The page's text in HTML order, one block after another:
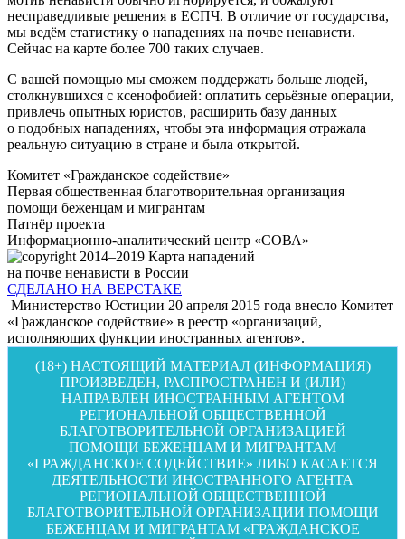
несправедливые решения в ЕСПЧ. В отличие от государства,
мы ведём статистику о нападениях на почве ненависти.
Сейчас на карте более 700 таких случаев.
С вашей помощью мы сможем поддержать больше людей,
столкнувшихся с ксенофобией: оплатить серьёзные операции,
привлечь опытных юристов, расширить базу данных
о подобных нападениях, чтобы эта информация отражала
реальную ситуацию в стране и была открытой.
Комитет «Гражданское содействие»
Первая общественная благотворительная организация
помощи беженцам и мигрантам
Патнёр проекта
Информационно-аналитический центр «СОВА»
2014–2019 Карта нападений
на почве ненависти в России
СДЕЛАНО НА ВЕРСТАКЕ
Министерство Юстиции 20 апреля 2015 года внесло Комитет
«Гражданское содействие» в реестр «организаций,
исполняющих функции иностранных агентов».
(18+) НАСТОЯЩИЙ МАТЕРИАЛ (ИНФОРМАЦИЯ)
ПРОИЗВЕДЕН, РАСПРОСТРАНЕН И (ИЛИ)
НАПРАВЛЕН ИНОСТРАННЫМ АГЕНТОМ
РЕГИОНАЛЬНОЙ ОБЩЕСТВЕННОЙ
БЛАГОТВОРИТЕЛЬНОЙ ОРГАНИЗАЦИЕЙ
ПОМОЩИ БЕЖЕНЦАМ И МИГРАНТАМ
«ГРАЖДАНСКОЕ СОДЕЙСТВИЕ» ЛИБО КАСАЕТСЯ
ДЕЯТЕЛЬНОСТИ ИНОСТРАННОГО АГЕНТА
РЕГИОНАЛЬНОЙ ОБЩЕСТВЕННОЙ
БЛАГОТВОРИТЕЛЬНОЙ ОРГАНИЗАЦИИ ПОМОЩИ
БЕЖЕНЦАМ И МИГРАНТАМ «ГРАЖДАНСКОЕ